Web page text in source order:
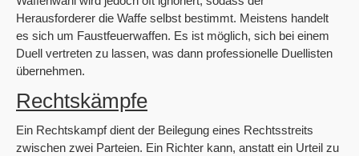
Herausforderer die Waffe selbst bestimmt. Meistens handelt
es sich um Faustfeuerwaffen. Es ist möglich, sich bei einem
Duell vertreten zu lassen, was dann professionelle Duellisten
übernehmen.
Rechtskämpfe
Ein Rechtskampf dient der Beilegung eines Rechtsstreits
zwischen zwei Parteien. Ein Richter kann, anstatt ein Urteil zu